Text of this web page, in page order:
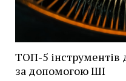
ТОП-5 інструментів
за допомогою ШІ